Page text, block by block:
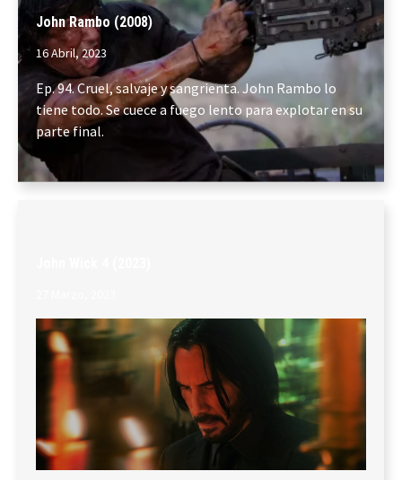
John Rambo (2008)
16 Abril, 2023
Ep. 94. Cruel, salvaje y sangrienta. John Rambo lo
tiene todo. Se cuece a fuego lento para explotar en su
parte final.
Ep. 93. Volvemos con John Wick 4, una de las mejores
películas de acción de los últimos tiempos. Una obra
de arte del género dificilmente superable.
https://open.spotify.com/episode/2fybs7ubm4z2aMC
RMdLLiF?si=V0f9HfV5Qei6J9EBkxqfTw
<div class="robots-nocontent...